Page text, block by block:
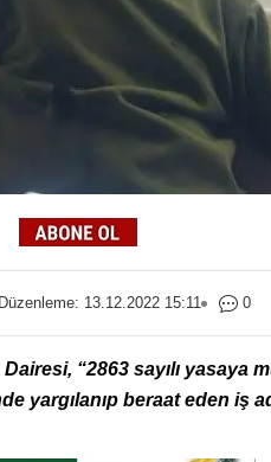
Düzenleme: 13.12.2022 15:11 0
“2863 sayılı yasaya
yargılanıp beraat eden iş